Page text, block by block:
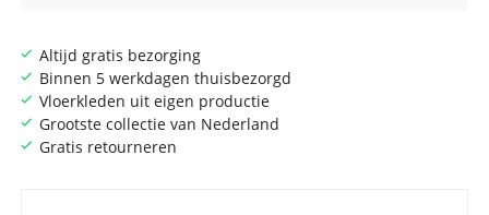
Altijd gratis bezorging
Binnen 5 werkdagen thuisbezorgd
Vloerkleden uit eigen productie
Grootste collectie van Nederland
Gratis retourneren